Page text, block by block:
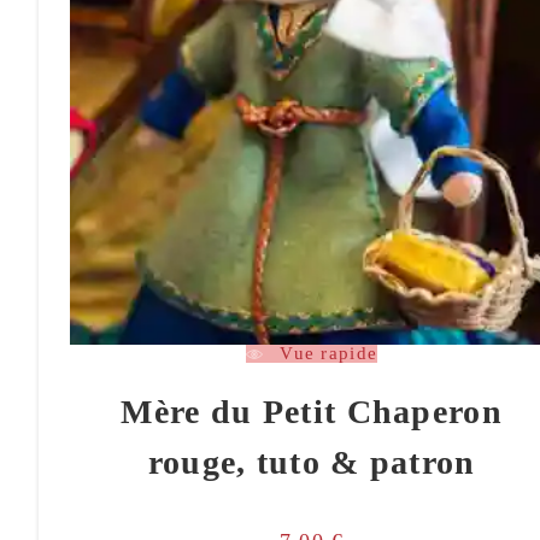
Vue rapide
Mère du Petit Chaperon
rouge, tuto & patron